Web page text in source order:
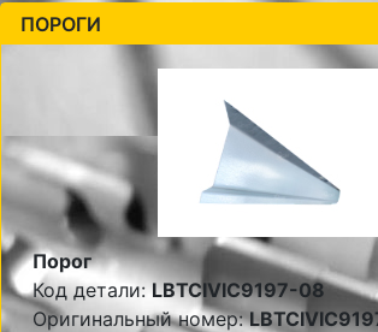
ПОРОГИ
Порог
Код детали:LBTCIVIC9197-08
Оригинальный номер: